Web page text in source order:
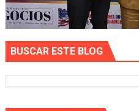
BUSCAR ESTE BLOG